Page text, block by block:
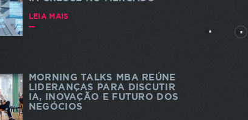
LEIA MAIS
MORNING TALKS MBA REÚNE
LIDERANÇAS PARA DISCUTIR
IA, INOVAÇÃO E FUTURO DOS
NEGÓCIOS